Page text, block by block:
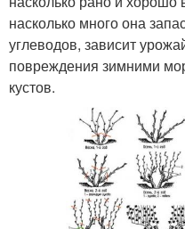
насколько много она
углеводов, зависит
повреждения зимними
кустов.